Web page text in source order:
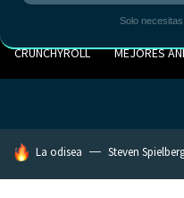
CRUNCHYROLL MEJORES
HOY SE HABLA DE
La odisea Steven
Solo